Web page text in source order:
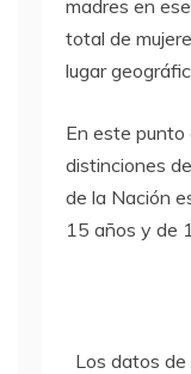
madres en
total de
lugar
En este punto
distinciones
de la Nación
15 años y de
Los datos